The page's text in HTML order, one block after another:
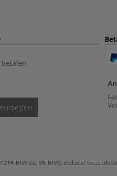
BTW (cq. 9% BTW), exclusief